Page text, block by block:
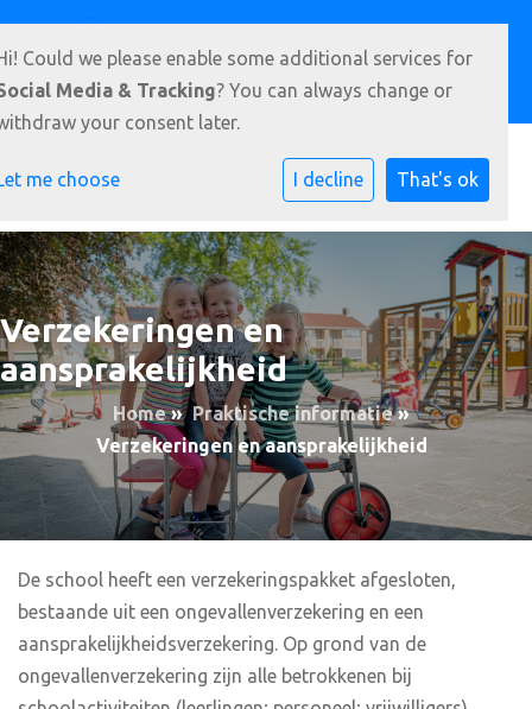
0512- 331 951 E-mailadres
Verzekeringen en
aansprakelijkheid
Home» Praktische informatie»
Verzekeringen en aansprakelijkheid
De school heeft een verzekeringspakket afgesloten,
bestaande uit een ongevallenverzekering en een
aansprakelijkheidsverzekering. Op grond van de
ongevallenverzekering zijn alle betrokkenen bij
Could we please enable some additional services for
Media & Tracking? You can always change or
your consent later.
me choose I decline That's ok